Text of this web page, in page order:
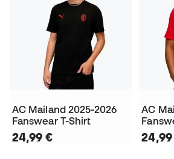
AC Mailand 2025-2026
Fanswear T-Shirt
24,99 €
AC